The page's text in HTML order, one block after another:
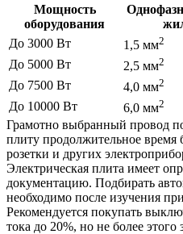
Мощность
оборудования
До 3000 Вт
1,5 мм2
До 5000 Вт 2,5 мм2
До 7500 Вт 4,0 мм2
До 10000 Вт 6,0 мм2
Грамотно выбранный провод
плиту продолжительное время
розетки и других
Электрическая плита имеет
документацию. Подбирать
необходимо после изучения
Рекомендуется покупать
тока до 20%, но не более этого